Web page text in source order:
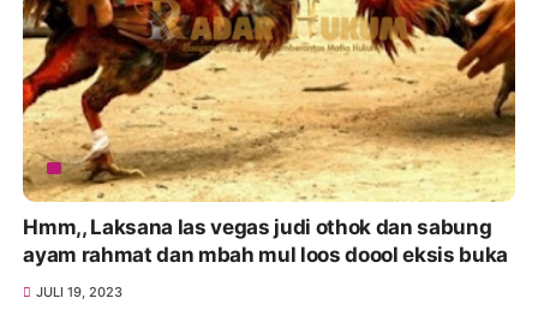
Hmm,, Laksana las vegas judi othok dan sabung
ayam rahmat dan mbah mul loos doool eksis buka
JULI 19, 2023